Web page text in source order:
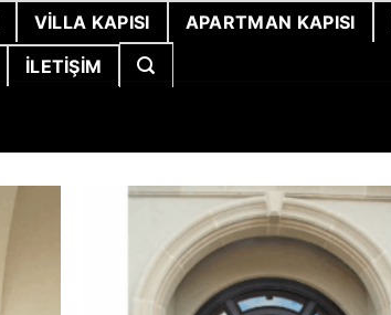
VILLA KAPISI APARTMAN KAPISI
İLETIŞIM